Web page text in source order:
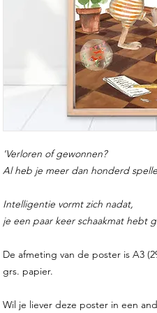
'Verloren of gewonnen?
Al heb je meer dan honderd
Intelligentie vormt zich nadat,
je een paar keer schaakmat hebt
De afmeting van de poster is A3
grs. papier.
Wil je liever deze poster in een